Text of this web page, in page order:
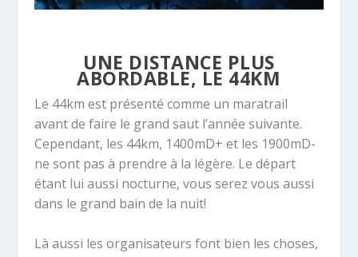
UNE DISTANCE PLUS
ABORDABLE,LE 44KM
Le 44km est présenté comme un maratrail
avant de faire le grand saut l’année suivante.
Cependant, les 44km, 1400mD+ et les 1900mD-
ne sont pas à prendre à la légère. Le départ
étant lui aussi nocturne, vous serez vous aussi
dans le grand bain de la nuit!
Là aussi les organisateurs font bien les choses,